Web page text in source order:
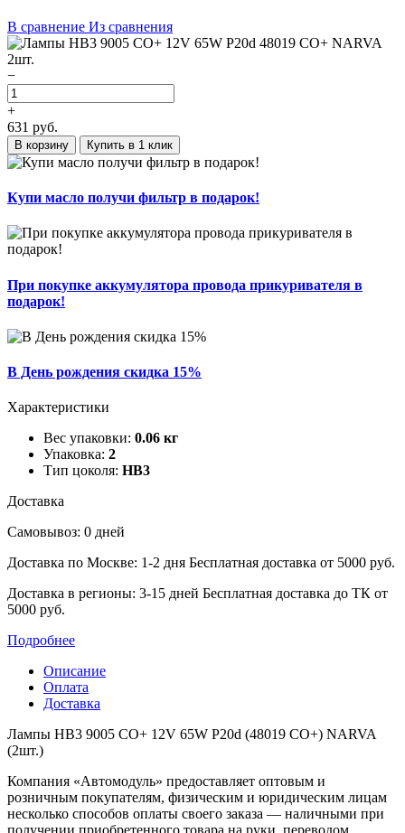
В сравнение Из сравнения
−
+
631 руб.
В корзину Купить в 1 клик
Купи масло получи фильтр в подарок!
При покупке аккумулятора провода прикуривателя в
подарок!
В День рождения скидка 15%
Характеристики
Вес упаковки: 0.06 кг
Упаковка: 2
Тип цоколя: HB3
Доставка
Самовывоз: 0 дней
Доставка по Москве: 1-2 дня Бесплатная доставка от 5000 руб.
Доставка в регионы: 3-15 дней Бесплатная доставка до ТК от
5000 руб.
Подробнее
Описание
Оплата
Доставка
Лампы HB3 9005 CO+ 12V 65W P20d (48019 CO+) NARVA
(2шт.)
Компания «Автомодуль» предоставляет оптовым и
розничным покупателям, физическим и юридическим лицам
несколько способов оплаты своего заказа — наличными при